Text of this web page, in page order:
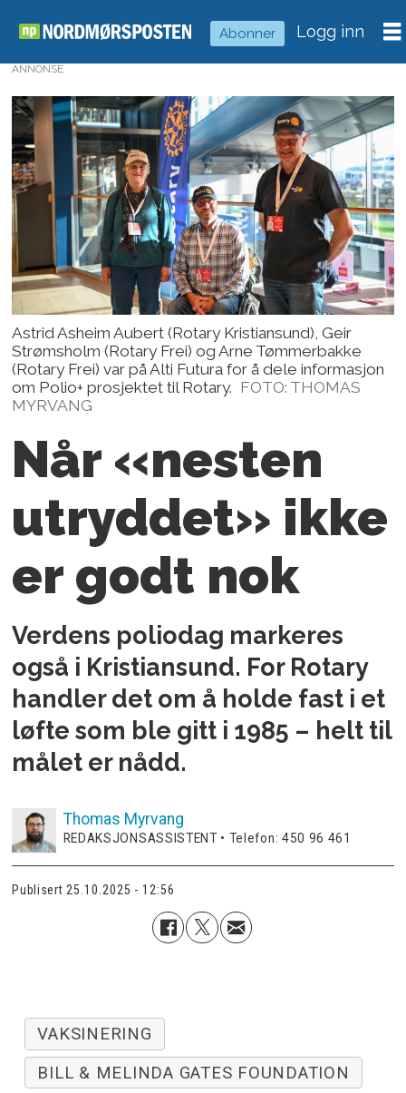
Abonner Logg inn
ANNONSE
Astrid Asheim Aubert (Rotary Kristiansund), Geir
Strømsholm (Rotary Frei) og Arne Tømmerbakke
(Rotary Frei) var på Alti Futura for å dele informasjon
om Polio+ prosjektet til Rotary. FOTO: THOMAS
MYRVANG
Når «nesten
utryddet» ikke
er godt nok
Verdens poliodag markeres
også i Kristiansund. For Rotary
handler det om å holde fast i et
løfte som ble gitt i 1985 – helt til
målet er nådd.
Thomas Myrvang
REDAKSJONSASSISTENT • Telefon: 450 96 461
Publisert 25.10.2025 - 12:56
VAKSINERING
BILL & MELINDA GATES FOUNDATION